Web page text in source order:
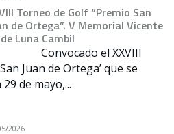
Torneo de Golf “Premio San
de Ortega”. V Memorial Vicente
Luna Cambil
el XXVIII
Juan de Ortega’ que se
de mayo,...
2026